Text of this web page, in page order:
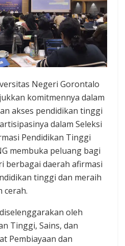
Negeri Gorontalo
komitmennya dalam
akses pendidikan tinggi
dalam Seleksi
Pendidikan Tinggi
membuka peluang bagi
berbagai daerah afirmasi
tinggi dan meraih
cerah.
oleh
Tinggi, Sains, dan
Pembiayaan dan